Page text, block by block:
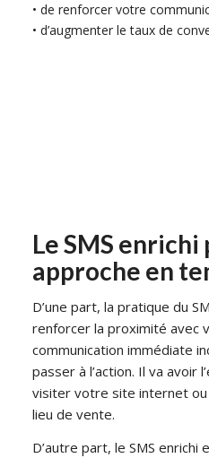
• de renforcer votre
• d’augmenter le taux de
Le SMS
approche en
D’une part, la pratique du
renforcer la proximité avec
communication immédiate
passer à l’action. Il va avoir
visiter votre site internet
lieu de vente.
D’autre part, le SMS